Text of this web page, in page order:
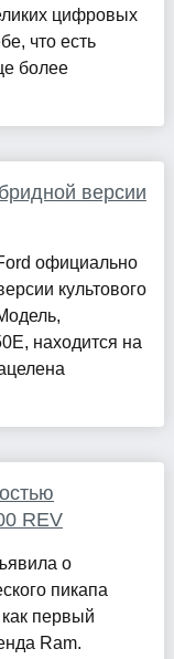
цифровых
что есть
более
версии
официально
культового
находится на
REV
о
пикапа
первый
Ram.